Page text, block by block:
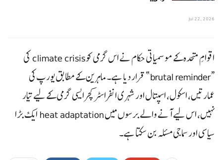
Jul 22, 2026
اقوامِ متحدہ کے موسمیاتی حکام نے اس گرمی کو climate crisis کی
“brutal reminder” قرار دیا ہے۔ ماہرین کے مطابق یورپ کی
عمارتیں، اسکول، اسپتال اور شہری انفراسٹرکچر ایسی گرمی کے لیے تیار
نہیں، اس لیے آنے والے برسوں میں heat adaptation ایک بڑا
سیاسی اور سماجی مسئلہ بن سکتا ہے۔